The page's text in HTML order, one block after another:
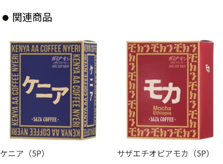
関連商品
ケニア（5P） サザエチオピアモカ（5P）